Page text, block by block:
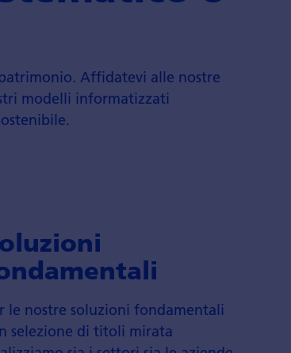
Affidatevi alle nostre
modelli informatizzati
le nostre soluzioni fondamentali
selezione di titoli mirata